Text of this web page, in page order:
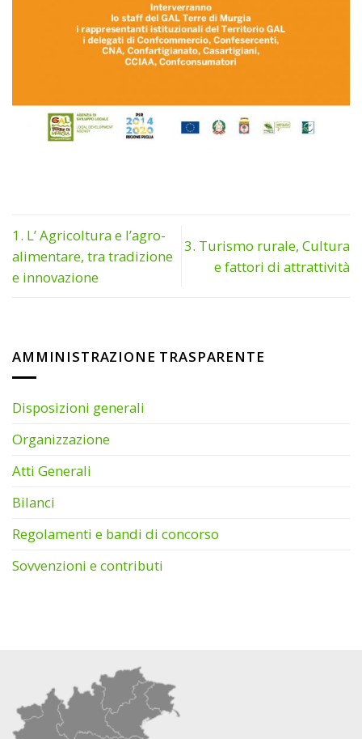
AMMINISTRAZIONE TRASPARENTE
Disposizioni generali
Organizzazione
Atti Generali
Bilanci
Regolamenti e bandi di concorso
Sovvenzioni e contributi
1. L’ Agricoltura e l’agro-
alimentare, tra tradizione
e innovazione
3. Turismo rurale, Cultura
e fattori di attrattività